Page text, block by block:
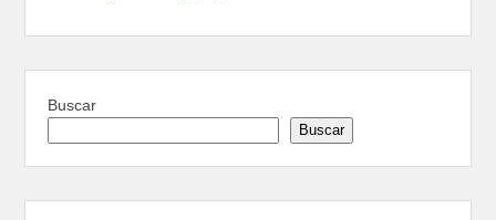
Buscar
Buscar